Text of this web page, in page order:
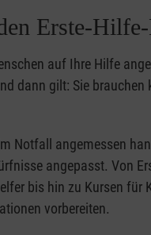
Erste-
auf Ihre Hilfe
dann gilt: Sie
Notfall angemessen
angepasst. Von
bis hin zu Kursen
vorbereiten.